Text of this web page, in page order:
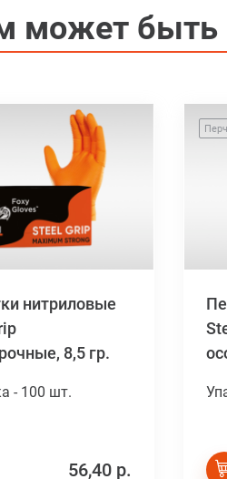
может быть
нитриловые
8,5 гр.
- 100 шт.
56,40 р.